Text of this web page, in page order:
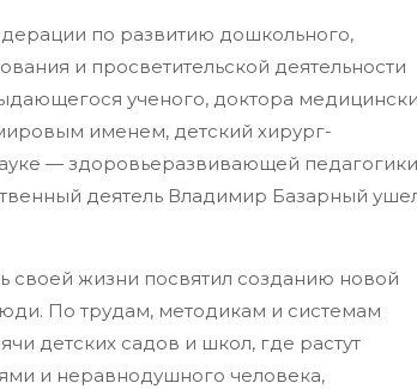
по развитию дошкольного,
и просветительской деятельности
ученого, доктора
именем, детский хирург-
— здоровьеразвивающей
деятель Владимир Базарный
жизни посвятил созданию новой
По трудам, методикам и системам
детских садов и школ, где растут
и неравнодушного человека,